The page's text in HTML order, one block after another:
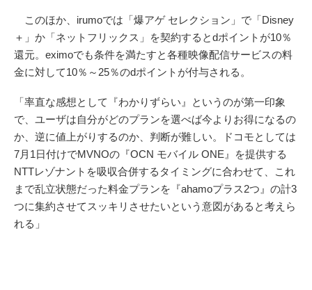
このほか、irumoでは「爆アゲ セレクション」で「Disney
＋」か「ネットフリックス」を契約するとdポイントが10％
還元。eximoでも条件を満たすと各種映像配信サービスの料
金に対して10％～25％のdポイントが付与される。
「率直な感想として『わかりずらい』というのが第一印象
で、ユーザは自分がどのプランを選べば今よりお得になるの
か、逆に値上がりするのか、判断が難しい。ドコモとしては
7月1日付けでMVNOの『OCN モバイル ONE』を提供する
NTTレゾナントを吸収合併するタイミングに合わせて、これ
まで乱立状態だった料金プランを『ahamoプラス2つ』の計3
つに集約させてスッキリさせたいという意図があると考えら
れる」